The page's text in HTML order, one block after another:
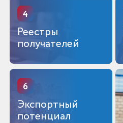
4
Реестры
получателей
6
Экспортный
потенциал